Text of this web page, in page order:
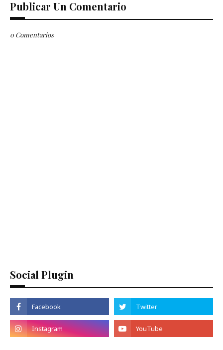
Publicar Un Comentario
0 Comentarios
Social Plugin